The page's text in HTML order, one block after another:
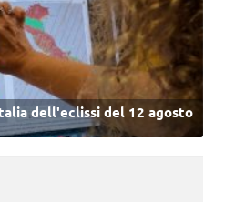
dell'eclissi del 12 agosto